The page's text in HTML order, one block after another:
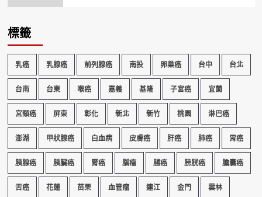
標籤
乳癌 乳腺癌 前列腺癌 南投 卵巢癌 台中 台北
台南 台東 喉癌 嘉義 基隆 子宮癌 宜蘭
宮頸癌 屏東 彰化 新北 新竹 桃園 淋巴癌
澎湖 甲狀腺癌 白血病 皮膚癌 肝癌 肺癌 胃癌
胰腺癌 胰臟癌 腎癌 腦瘤 腸癌 膀胱癌 膽囊癌
舌癌 花蓮 苗栗 血管瘤 連江 金門 雲林